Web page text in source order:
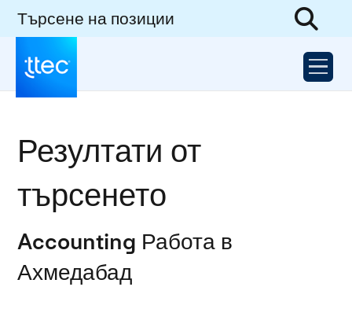
Търсене на позиции
Резултати от
търсенето
Accounting Работа в
Ахмедабад